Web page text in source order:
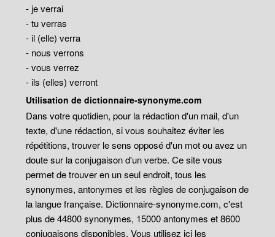
- je verrai
- tu verras
- il (elle) verra
- nous verrons
- vous verrez
- ils (elles) verront
Utilisation de dictionnaire-synonyme.com
Dans votre quotidien, pour la rédaction d'un mail, d'un
texte, d'une rédaction, si vous souhaitez éviter les
répétitions, trouver le sens opposé d'un mot ou avez un
doute sur la conjugaison d'un verbe. Ce site vous
permet de trouver en un seul endroit, tous les
synonymes, antonymes et les règles de conjugaison de
la langue française. Dictionnaire-synonyme.com, c'est
plus de 44800 synonymes, 15000 antonymes et 8600
conjugaisons disponibles. Vous utilisez ici les